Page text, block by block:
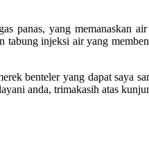
panas, yang memanaskan
tabung injeksi air yang
benteler yang dapat saya
anda, trimakasih atas